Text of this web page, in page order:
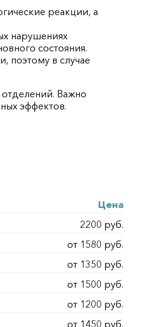
реакции, а
нарушениях
состояния.
поэтому в случае
Важно
эффектов.
Цена
2200 руб.
от 1580 руб.
от 1350 руб.
от 1500 руб.
от 1200 руб.
от 1450 руб.